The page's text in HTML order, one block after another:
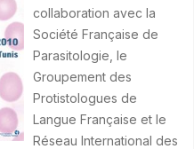
collaboration avec la
Société Française de
Parasitologie, le
Groupement des
Protistologues de
Langue Française et le
Réseau International des